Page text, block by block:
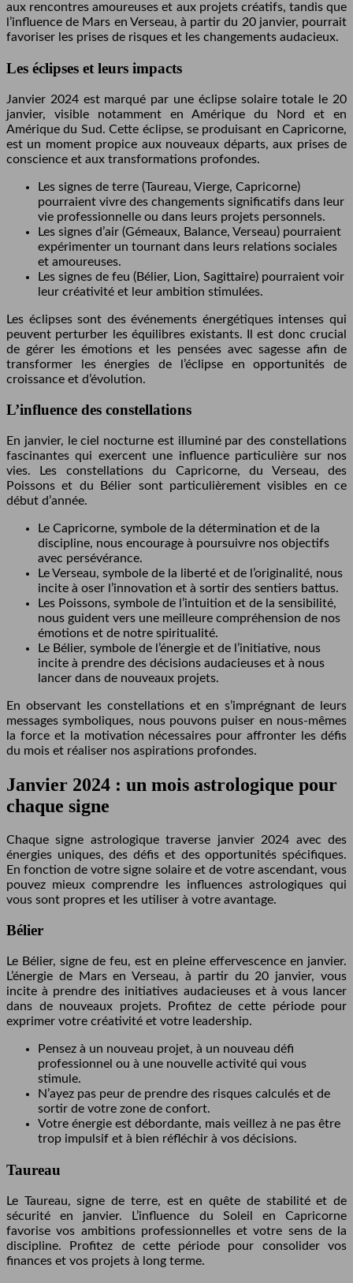
aux rencontres amoureuses et aux projets créatifs, tandis que
l’influence de Mars en Verseau, à partir du 20 janvier, pourrait
favoriser les prises de risques et les changements audacieux.
Les éclipses et leurs impacts
Janvier 2024 est marqué par une éclipse solaire totale le 20
janvier, visible notamment en Amérique du Nord et en
Amérique du Sud. Cette éclipse, se produisant en Capricorne,
est un moment propice aux nouveaux départs, aux prises de
conscience et aux transformations profondes.
Les signes de terre (Taureau, Vierge, Capricorne)
pourraient vivre des changements significatifs dans leur
vie professionnelle ou dans leurs projets personnels.
Les signes d’air (Gémeaux, Balance, Verseau) pourraient
expérimenter un tournant dans leurs relations sociales
et amoureuses.
Les signes de feu (Bélier, Lion, Sagittaire) pourraient voir
leur créativité et leur ambition stimulées.
Les éclipses sont des événements énergétiques intenses qui
peuvent perturber les équilibres existants. Il est donc crucial
de gérer les émotions et les pensées avec sagesse afin de
transformer les énergies de l’éclipse en opportunités de
croissance et d’évolution.
L’influence des constellations
En janvier, le ciel nocturne est illuminé par des constellations
fascinantes qui exercent une influence particulière sur nos
vies. Les constellations du Capricorne, du Verseau, des
Poissons et du Bélier sont particulièrement visibles en ce
début d’année.
Le Capricorne, symbole de la détermination et de la
discipline, nous encourage à poursuivre nos objectifs
avec persévérance.
Le Verseau, symbole de la liberté et de l’originalité, nous
incite à oser l’innovation et à sortir des sentiers battus.
Les Poissons, symbole de l’intuition et de la sensibilité,
nous guident vers une meilleure compréhension de nos
émotions et de notre spiritualité.
Le Bélier, symbole de l’énergie et de l’initiative, nous
incite à prendre des décisions audacieuses et à nous
lancer dans de nouveaux projets.
En observant les constellations et en s’imprégnant de leurs
messages symboliques, nous pouvons puiser en nous-mêmes
la force et la motivation nécessaires pour affronter les défis
du mois et réaliser nos aspirations profondes.
Janvier 2024 : un mois astrologique pour
chaque signe
Chaque signe astrologique traverse janvier 2024 avec des
énergies uniques, des défis et des opportunités spécifiques.
En fonction de votre signe solaire et de votre ascendant, vous
pouvez mieux comprendre les influences astrologiques qui
vous sont propres et les utiliser à votre avantage.
Bélier
Le Bélier, signe de feu, est en pleine effervescence en janvier.
L’énergie de Mars en Verseau, à partir du 20 janvier, vous
incite à prendre des initiatives audacieuses et à vous lancer
dans de nouveaux projets. Profitez de cette période pour
exprimer votre créativité et votre leadership.
Pensez à un nouveau projet, à un nouveau défi
professionnel ou à une nouvelle activité qui vous
stimule.
N’ayez pas peur de prendre des risques calculés et de
sortir de votre zone de confort.
Votre énergie est débordante, mais veillez à ne pas être
trop impulsif et à bien réfléchir à vos décisions.
Taureau
Le Taureau, signe de terre, est en quête de stabilité et de
sécurité en janvier. L’influence du Soleil en Capricorne
favorise vos ambitions professionnelles et votre sens de la
discipline. Profitez de cette période pour consolider vos
finances et vos projets à long terme.